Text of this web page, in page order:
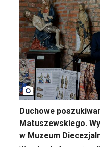
photo_camera
Duchowe
Matuszewskiego.
w Muzeum